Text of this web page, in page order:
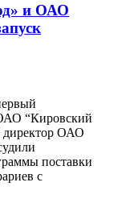
и ОАО
ОАО “Кировский
директор ОАО
поставки
с